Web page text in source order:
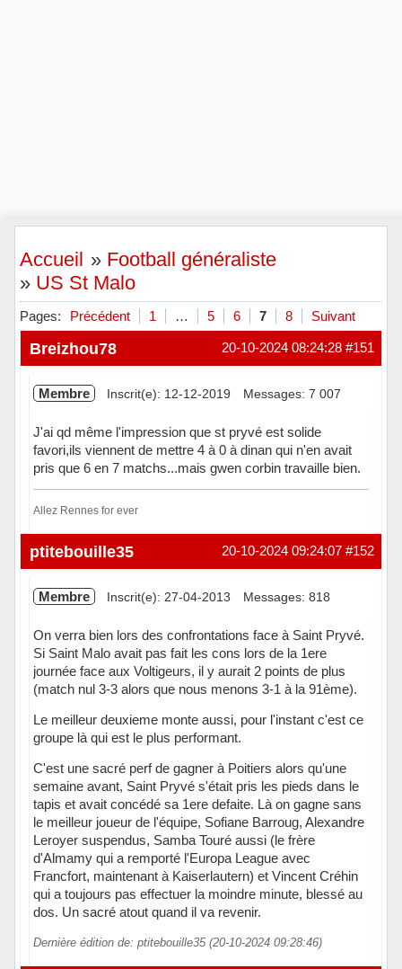
Accueil » Football généraliste
» US St Malo
Pages: Précédent 1 … 5 6 7 8 Suivant
#151
20-10-2024 08:24:28
Breizhou78
Membre Inscrit(e): 12-12-2019 Messages: 7 007
J'ai qd même l'impression que st pryvé est solide
favori,ils viennent de mettre 4 à 0 à dinan qui n'en avait
pris que 6 en 7 matchs...mais gwen corbin travaille bien.
Allez Rennes for ever
Hors ligne #152
20-10-2024 09:24:07
ptitebouille35
Membre Inscrit(e): 27-04-2013 Messages: 818
On verra bien lors des confrontations face à Saint Pryvé.
Si Saint Malo avait pas fait les cons lors de la 1ere
journée face aux Voltigeurs, il y aurait 2 points de plus
(match nul 3-3 alors que nous menons 3-1 à la 91ème).
Le meilleur deuxieme monte aussi, pour l'instant c'est ce
groupe là qui est le plus performant.
C'est une sacré perf de gagner à Poitiers alors qu'une
semaine avant, Saint Pryvé s'était pris les pieds dans le
tapis et avait concédé sa 1ere defaite. Là on gagne sans
le meilleur joueur de l'équipe, Sofiane Barroug, Alexandre
Leroyer suspendus, Samba Touré aussi (le frère
d'Almamy qui a remporté l'Europa League avec
Francfort, maintenant à Kaiserlautern) et Vincent Créhin
qui a toujours pas effectuer la moindre minute, blessé au
dos. Un sacré atout quand il va revenir.
Dernière édition de: ptitebouille35 (20-10-2024 09:28:46)